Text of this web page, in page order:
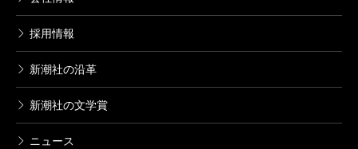
採用情報
新潮社の沿革
新潮社の文学賞
ニュース